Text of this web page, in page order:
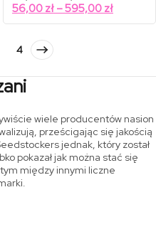
cen:
od
80,00 zł
56,00 zł –595,00 złZakres
cen:
4
wiele producentów nasion
prześcigając się jakością
jednak, który został
pokazał jak można stać się
między innymi liczne